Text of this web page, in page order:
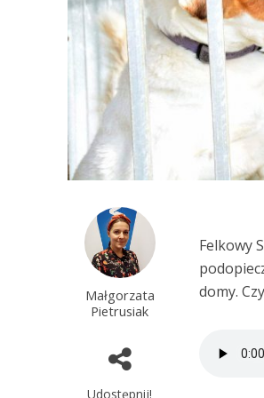
Małgorzata
Pietrusiak
Udostępnij!
Felkowy
domy.